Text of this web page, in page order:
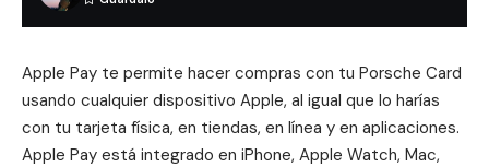
Apple Pay te permite hacer compras con tu Porsche Card
usando cualquier dispositivo Apple, al igual que lo harías
con tu tarjeta física, en tiendas, en línea y en aplicaciones.
Apple Pay está integrado en iPhone, Apple Watch, Mac,